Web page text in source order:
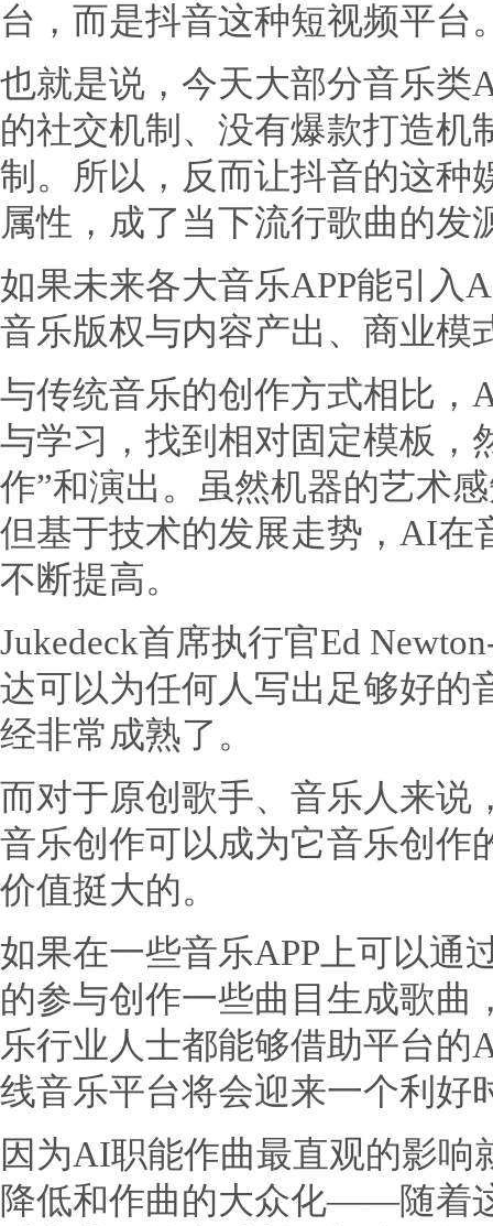
台，而是抖音这种短视频平台
也就是说，今天大部分音乐类
的社交机制、没有爆款打造机
制。所以，反而让抖音的这种
属性，成了当下流行歌曲的发
如果未来各大音乐APP能引入
音乐版权与内容产出、商业模
与传统音乐的创作方式相比，
与学习，找到相对固定模板，
作”和演出。虽然机器的艺术
但基于技术的发展走势，AI在
不断提高。
Jukedeck首席执行官Ed
达可以为任何人写出足够好的
经非常成熟了。
而对于原创歌手、音乐人来说
音乐创作可以成为它音乐创作
价值挺大的。
如果在一些音乐APP上可以通
的参与创作一些曲目生成歌曲
乐行业人士都能够借助平台
线音乐平台将会迎来一个利好
因为AI职能作曲最直观的影
降低和作曲的大众化——随着